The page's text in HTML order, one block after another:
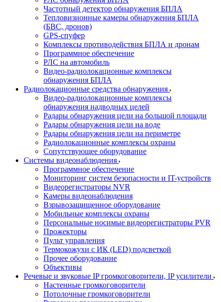
Частотный детектор обнаружения БПЛА
Тепловизионные камеры обнаружения БПЛА
(БВС, дронов)
GPS-спуфер
Комплексы противодействия БПЛА и дронам
Программное обеспечение
РЛС на автомобиль
Видео-радиолокационные комплексы
обнаружения БПЛА
Радиолокационные средства обнаружения
Видео-радиолокационные комплексы
обнаружения надводных целей
Радары обнаружения цели на большой площади
Радары обнаружения цели на воде
Радары обнаружения цели на периметре
Радиолокационные комплексы охраны
Сопутствующее оборудование
Системы видеонаблюдения
Программное обеспечение
Мониторинг систем безопасности и IT-устройств
Видеорегистраторы NVR
Камеры видеонаблюдения
Взрывозащищенное оборудование
Мобильные комплексы охраны
Персональные носимые видеорегистраторы PVR
Прожекторы
Пульт управления
Термокожухи с ИК (LED) подсветкой
Прочее оборудование
Объективы
Речевые и звуковые IP громкоговорители, IP усилители
Настенные громкоговорители
Потолочные громкоговорители